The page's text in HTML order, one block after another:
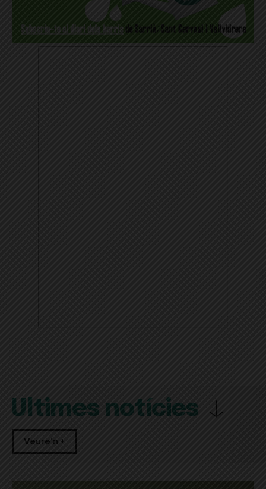
Últimes notícies
Veure'n +